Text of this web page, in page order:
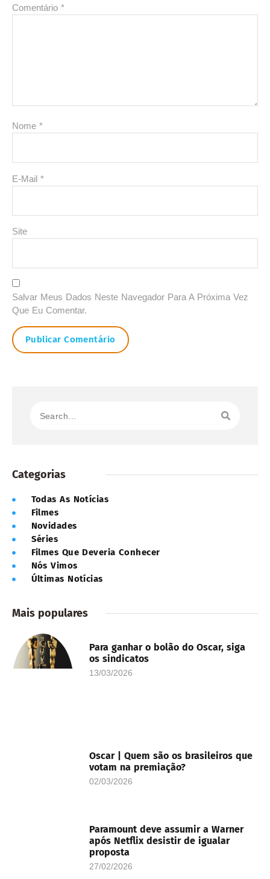
Comentário *
Nome *
E-Mail *
Site
Salvar Meus Dados Neste Navegador Para A Próxima Vez
Que Eu Comentar.
Categorias
Todas As Notícias
Filmes
Novidades
Séries
Filmes Que Deveria Conhecer
Nós Vimos
Últimas Notícias
Mais populares
Para ganhar o bolão do Oscar, siga
os sindicatos
13/03/2026
Oscar | Quem são os brasileiros que
votam na premiação?
02/03/2026
Paramount deve assumir a Warner
após Netflix desistir de igualar
proposta
27/02/2026